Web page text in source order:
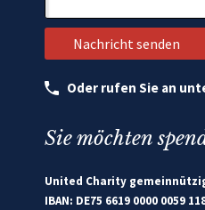
Oder rufen Sie an
Sie möchten
United Charity
IBAN: DE75 6619 0000 0059